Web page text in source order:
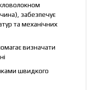
забезпечує
та механічних
визначати
швидкого